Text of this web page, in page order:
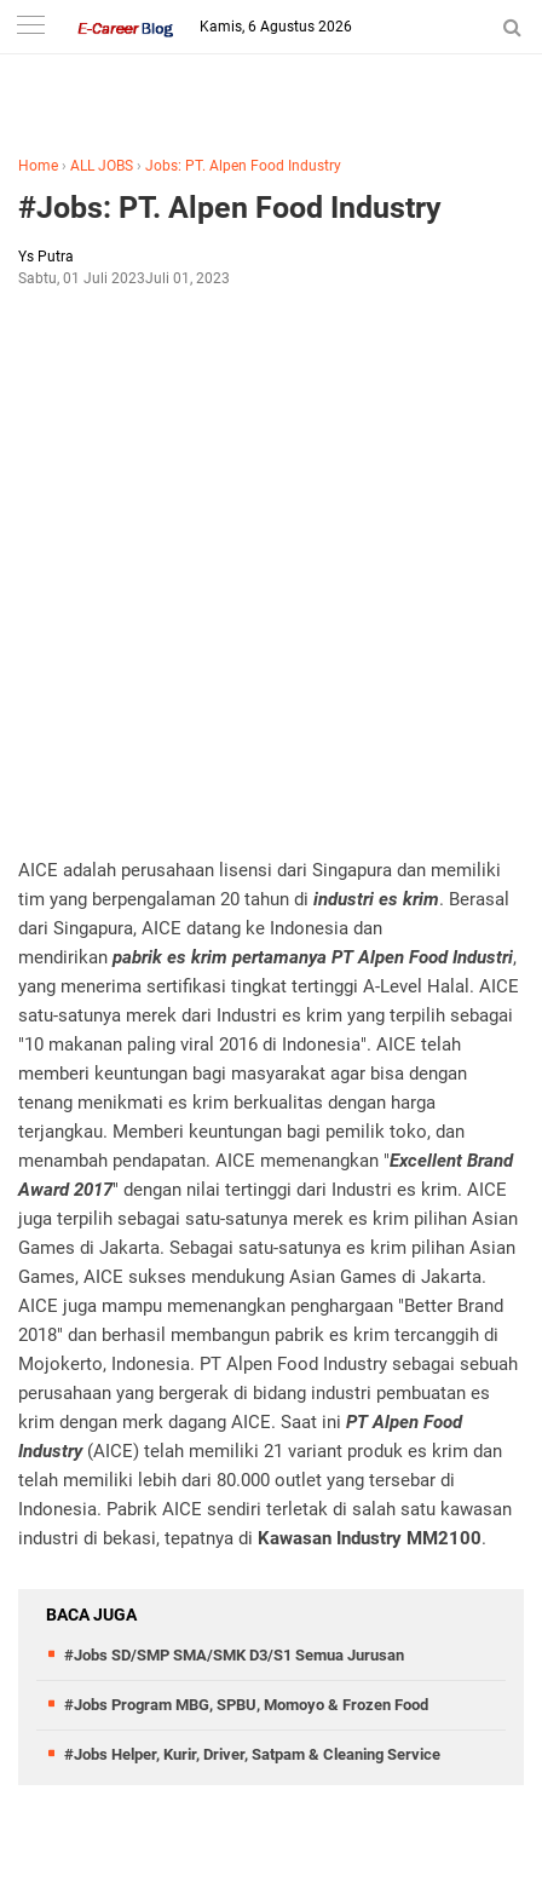
-->
Kamis, 6 Agustus 2026
Home › ALL JOBS › Jobs: PT. Alpen Food Industry
#Jobs: PT. Alpen Food Industry
Ys Putra
Sabtu, 01 Juli 2023Juli 01, 2023
AICE adalah perusahaan lisensi dari Singapura dan memiliki
tim yang berpengalaman 20 tahun di industri es krim. Berasal
dari Singapura, AICE datang ke Indonesia dan
mendirikan pabrik es krim pertamanya PT Alpen Food Industri,
yang menerima sertifikasi tingkat tertinggi A-Level Halal. AICE
satu-satunya merek dari Industri es krim yang terpilih sebagai
"10 makanan paling viral 2016 di Indonesia". AICE telah
memberi keuntungan bagi masyarakat agar bisa dengan
tenang menikmati es krim berkualitas dengan harga
terjangkau. Memberi keuntungan bagi pemilik toko, dan
menambah pendapatan. AICE memenangkan "Excellent Brand
Award 2017" dengan nilai tertinggi dari Industri es krim. AICE
juga terpilih sebagai satu-satunya merek es krim pilihan Asian
Games di Jakarta. Sebagai satu-satunya es krim pilihan Asian
Games, AICE sukses mendukung Asian Games di Jakarta.
AICE juga mampu memenangkan penghargaan "Better Brand
2018" dan berhasil membangun pabrik es krim tercanggih di
Mojokerto, Indonesia. PT Alpen Food Industry sebagai sebuah
perusahaan yang bergerak di bidang industri pembuatan es
krim dengan merk dagang AICE. Saat ini PT Alpen Food
Industry(AICE) telah memiliki 21 variant produk es krim dan
telah memiliki lebih dari 80.000 outlet yang tersebar di
Indonesia. Pabrik AICE sendiri terletak di salah satu kawasan
industri di bekasi, tepatnya di Kawasan Industry MM2100.
BACA JUGA
#Jobs SD/SMP SMA/SMK D3/S1 Semua Jurusan
#Jobs Program MBG, SPBU, Momoyo & Frozen Food
#Jobs Helper, Kurir, Driver, Satpam & Cleaning Service